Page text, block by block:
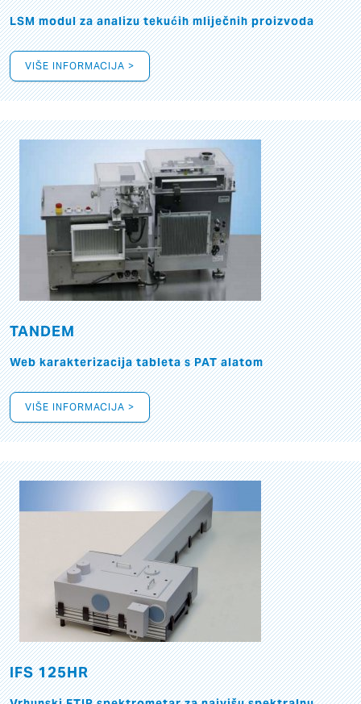
LSM modul za analizu tekućih mliječnih proizvoda
VIŠE INFORMACIJA >
TANDEM
Web karakterizacija tableta s PAT alatom
VIŠE INFORMACIJA >
IFS 125HR